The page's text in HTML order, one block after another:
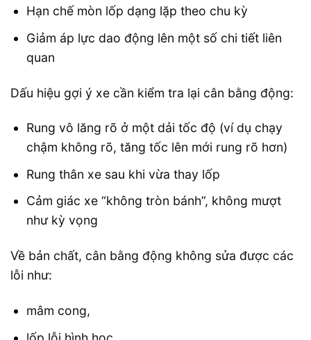
Hạn chế mòn lốp dạng lặp theo chu kỳ
Giảm áp lực dao động lên một số chi tiết liên
quan
Dấu hiệu gợi ý xe cần kiểm tra lại cân bằng động:
Rung vô lăng rõ ở một dải tốc độ (ví dụ chạy
chậm không rõ, tăng tốc lên mới rung rõ hơn)
Rung thân xe sau khi vừa thay lốp
Cảm giác xe “không tròn bánh”, không mượt
như kỳ vọng
Về bản chất, cân bằng động không sửa được các
lỗi như:
mâm cong,